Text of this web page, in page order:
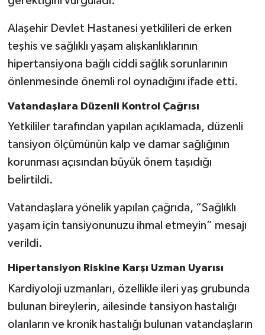
Alaşehir Devlet Hastanesi yetkilileri de erken
teşhis ve sağlıklı yaşam alışkanlıklarının
hipertansiyona bağlı ciddi sağlık sorunlarının
önlenmesinde önemli rol oynadığını ifade etti.
Vatandaşlara Düzenli Kontrol Çağrısı
Yetkililer tarafından yapılan açıklamada, düzenli
tansiyon ölçümünün kalp ve damar sağlığının
korunması açısından büyük önem taşıdığı
belirtildi.
Vatandaşlara yönelik yapılan çağrıda, “Sağlıklı
yaşam için tansiyonunuzu ihmal etmeyin” mesajı
verildi.
Hipertansiyon Riskine Karşı Uzman Uyarısı
Kardiyoloji uzmanları, özellikle ileri yaş grubunda
bulunan bireylerin, ailesinde tansiyon hastalığı
olanların ve kronik hastalığı bulunan vatandaşların